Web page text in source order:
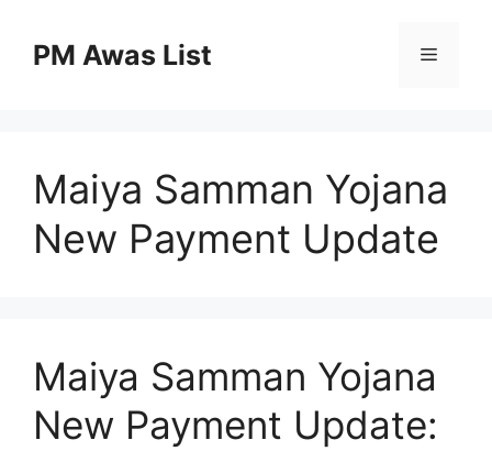
PM Awas List Menu
Maiya Samman Yojana
New Payment Update
Maiya Samman Yojana
New Payment Update: